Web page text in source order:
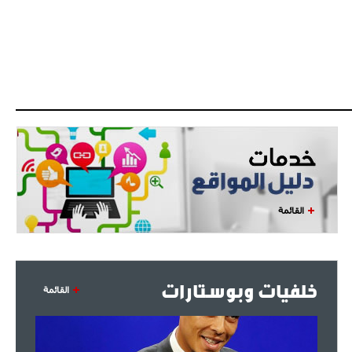
18:30
- 2021/07/25
لوكاتيلي يؤكد نيته في الانتقال إلى
جوفنتوس عبر تويتر!
18:10
أنشيلوتي يصر على جلب كيليني
القائمة
خلفيات وبوستارات القائمة